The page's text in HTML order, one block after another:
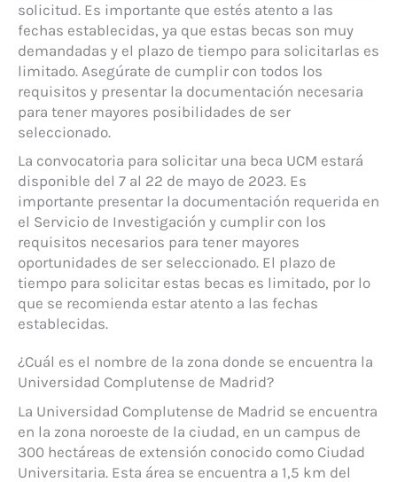
solicitud. Es importante que estés atento a las
fechas establecidas, ya que estas becas son muy
demandadas y el plazo de tiempo para solicitarlas es
limitado. Asegúrate de cumplir con todos los
requisitos y presentar la documentación necesaria
para tener mayores posibilidades de ser
seleccionado.
La convocatoria para solicitar una beca UCM estará
disponible del 7 al 22 de mayo de 2023. Es
importante presentar la documentación requerida en
el Servicio de Investigación y cumplir con los
requisitos necesarios para tener mayores
oportunidades de ser seleccionado. El plazo de
tiempo para solicitar estas becas es limitado, por lo
que se recomienda estar atento a las fechas
establecidas.
¿Cuál es el nombre de la zona donde se encuentra la
Universidad Complutense de Madrid?
La Universidad Complutense de Madrid se encuentra
en la zona noroeste de la ciudad, en un campus de
300 hectáreas de extensión conocido como Ciudad
Universitaria. Esta área se encuentra a 1,5 km del